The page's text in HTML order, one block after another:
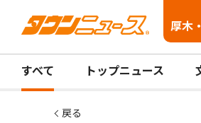
厚木
すべて トップニュース
戻る